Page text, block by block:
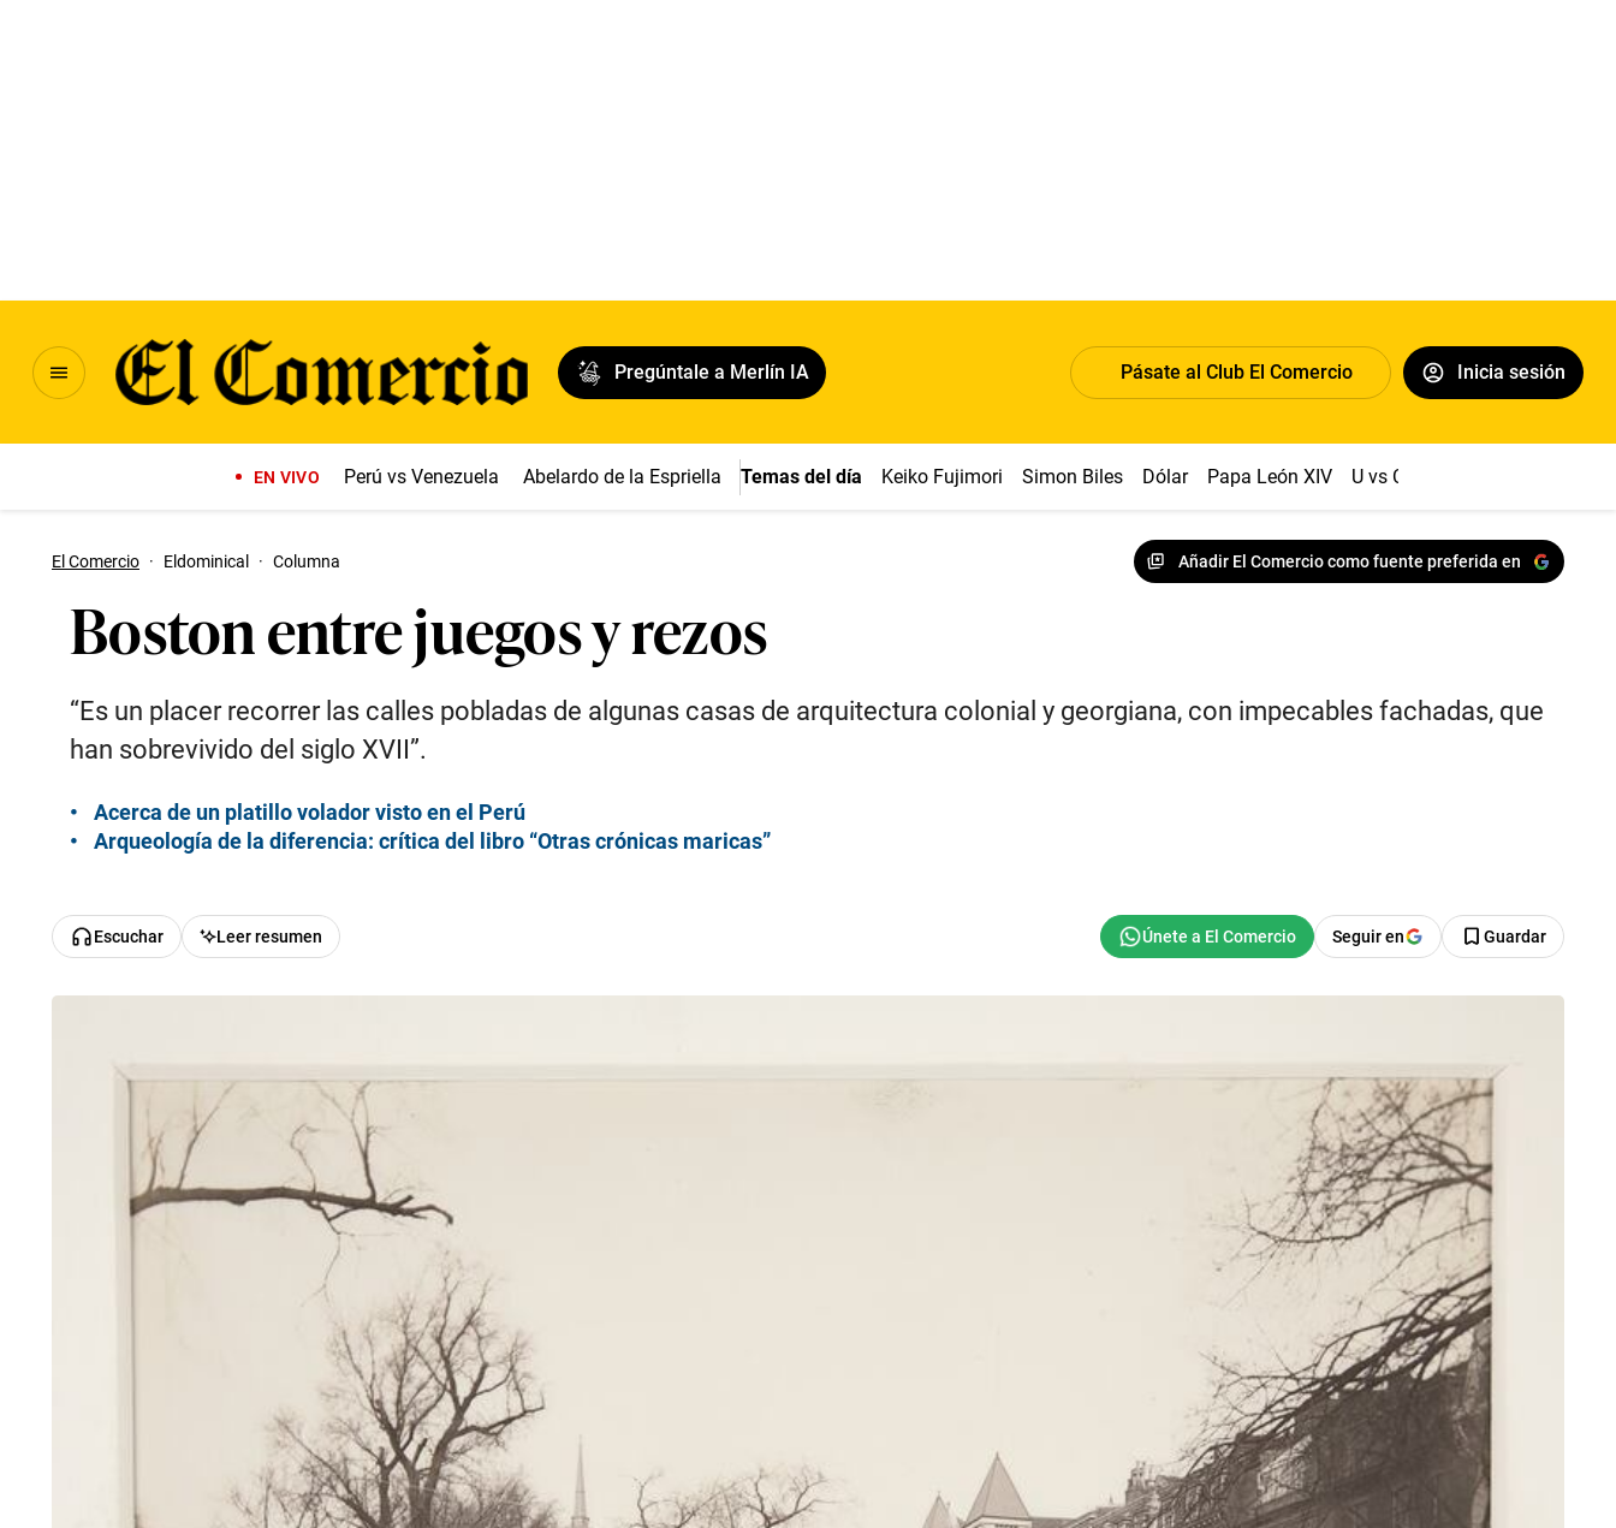
Pregúntale a Merlín IA Pásate al Club El Comercio Inicia sesión
EN VIVO Perú vs Venezuela Abelardo de la Espriella Temas del día Keiko Fujimori Simon Biles Dólar Papa León XIV U vs Cristal
El Comercio · Eldominical · Columna Añadir El Comercio como fuente preferida en
Boston entre juegos y rezos
“Es un placer recorrer las calles pobladas de algunas casas de arquitectura colonial y georgiana, con impecables fachadas, que
han sobrevivido del siglo XVII”.
Acerca de un platillo volador visto en el Perú
Arqueología de la diferencia: crítica del libro “Otras crónicas maricas”
Escuchar Leer resumen Seguir en Guardar